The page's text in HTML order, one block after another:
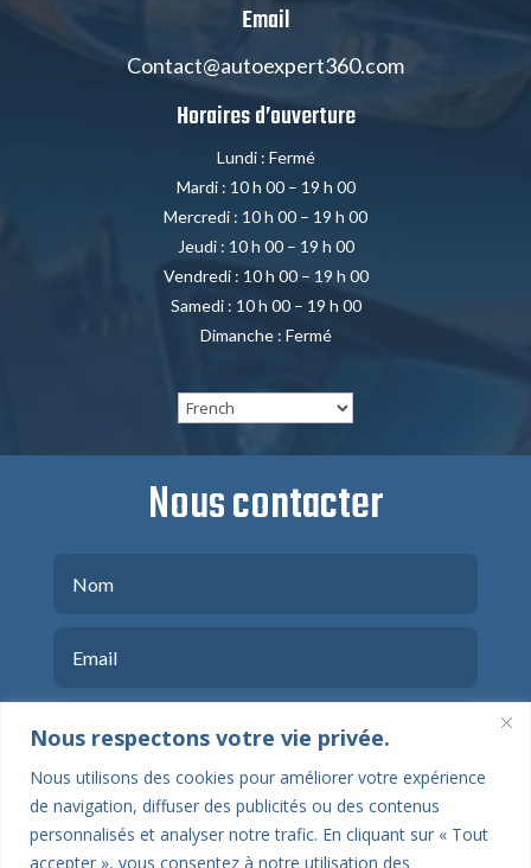
Nous respectons votre vie privée.
Nous utilisons des cookies pour améliorer votre expérience
de navigation, diffuser des publicités ou des contenus
personnalisés et analyser notre trafic. En cliquant sur « Tout
accepter », vous consentez à notre utilisation des
Email
Contact@autoexpert360.com
Horaires d’ouverture
Lundi : Fermé
Mardi : 10 h 00 – 19 h 00
Mercredi : 10 h 00 – 19 h 00
Jeudi : 10 h 00 – 19 h 00
Vendredi : 10 h 00 – 19 h 00
Samedi : 10 h 00 – 19 h 00
Dimanche : Fermé
Nous contacter